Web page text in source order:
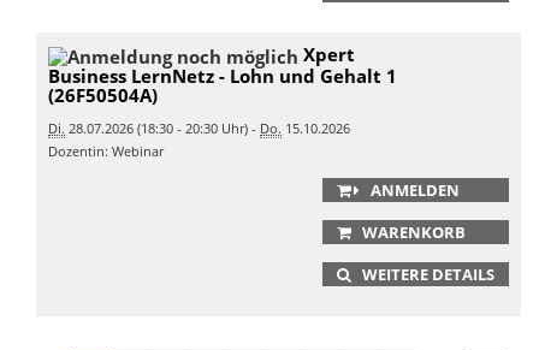
Xpert
Business LernNetz - Lohn und Gehalt 1
(26F50504A)
Di. 28.07.2026 (18:30 - 20:30 Uhr) - Do. 15.10.2026
Dozentin: Webinar
ANMELDEN
WARENKORB
WEITERE DETAILS